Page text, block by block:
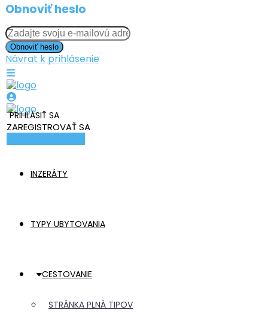
Obnoviť heslo
Obnoviť heslo
Návrat k prihlásenie
PRIHLÁSIŤ SA
ZAREGISTROVAŤ SA
INZERÁTY
TYPY UBYTOVANIA
CESTOVANIE
STRÁNKA PLNÁ TIPOV